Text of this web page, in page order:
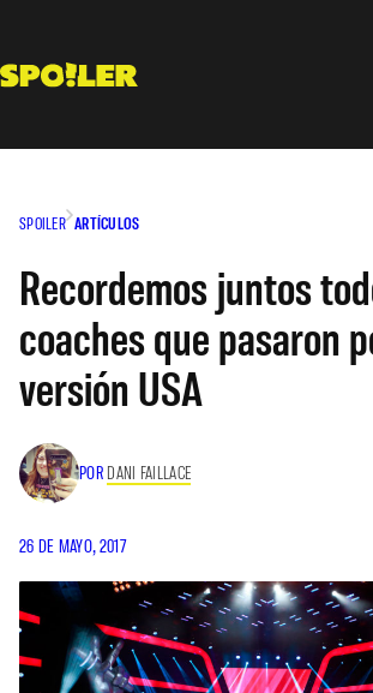
contenido
SPOILER ARTÍCULOS
Recordemos juntos
coaches que pasaron
versión USA
POR DANI FAILLACE
26 DE MAYO, 2017